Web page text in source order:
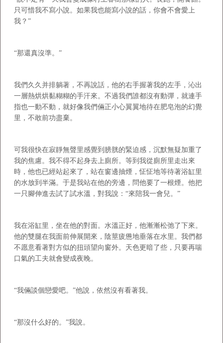
只可惜我不寫小說。如果我也能寫小說的話，你會不會愛上
我？”
“那還真沒準。”
我們久久并排躺著，不再說話，他的右手握著我的左手，沁出
一層熱烘烘黏糊糊的手汗來。不過我們誰都沒有動彈，就連手
指也一動不動，就好像我們倆正小心翼翼地待在肥皂泡的幻覺
里，不敢前功盡棄。
可我很快在寂靜無聲里感覺到膀胱的緊迫感，沉默無疑加重了
我的焦慮。我不得不起身去上廁所。等到我從廁所里走出來
時，他也已經站起來了，站在窗邊抽煙，怔怔地等待著浴缸里
的水放到半滿。于是我站在他的旁邊，問他要了一根煙。他把
一只腳伸進去試了試水溫，對我說：“來陪我一會兒。”
我在浴缸里，坐在他的對面。水溫正好，他漸漸松弛了下來。
他的雙腿在我面前伸展開來，陰莖疲憊地垂落在水里。我們都
不愿意看著對方似的扭頭望向窗外。天色更暗了些，只要再喘
口氣的工夫就會變成夜晚。
“我倆談個戀愛吧。”他說，依然沒有看著我。
“那沒什么好的。”我說。